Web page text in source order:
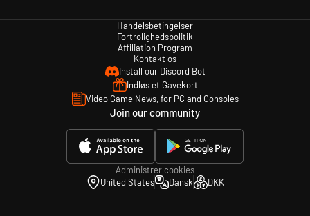
Handelsbetingelser
Fortrolighedspolitik
Affiliation Program
Kontakt os
Install our Discord Bot
Indløs et Gavekort
Video Game News, for PC and Consoles
Join our community
Administrer cookies
United States
Dansk DKK